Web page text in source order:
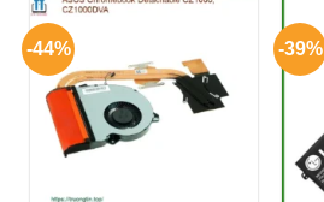
-44% -39%